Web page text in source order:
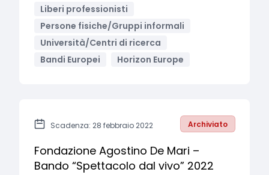
Liberi professionisti
Persone fisiche/Gruppi informali
Università/Centri di ricerca
Bandi Europei
Horizon Europe
Scadenza: 28 febbraio 2022 Archiviato
Fondazione Agostino De Mari –
Bando “Spettacolo dal vivo” 2022